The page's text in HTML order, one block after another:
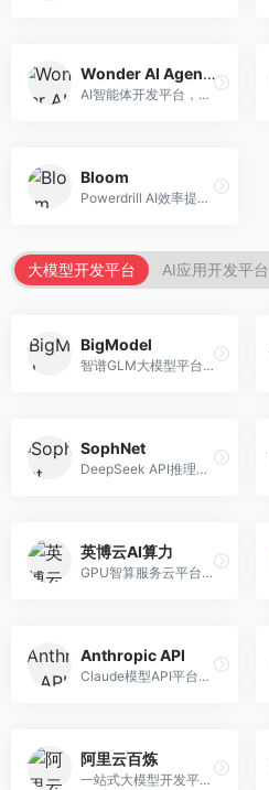
Wonder AI Agents
AI智能体开发平台，专注于低代码智能体创建。面向开发者，提供可视化开发、模板库、部署服务等功能，开发门槛低。
Bloom
Powerdrill AI效率提升平台，专注于企业智能化。面向企业用户，提供智能体创建、流程自动化、数据分析等服务，企业效率提升显著。
大模型开发平台 AI应用开发平台
BigModel
智谱GLM大模型平台，提供API调用与模型服务。面向开发者和企业用户，提供GLM系列模型API、微调服务、应用开发工具等，开源生态完善。
SophNet
DeepSeek API推理平台，专注于DeepSeek模型服务。面向开发者，提供DeepSeek模型API、高性能推理、低成本服务，推理效率高。
英博云AI算力
GPU智算服务云平台，专注于AI算力租赁。面向AI研究者和企业，提供GPU租赁、模型训练、推理服务等，算力资源丰富。
Anthropic API
Claude模型API平台，专注于安全可靠的AI服务。面向开发者，提供Claude系列模型API、安全特性、企业级服务等，API质量高。
阿里云百炼
一站式大模型开发平台，深度整合阿里云服务。面向企业开发者和AI团队，提供模型训练、微调、部署、应用开发等全流程服务，企业级功能完善。